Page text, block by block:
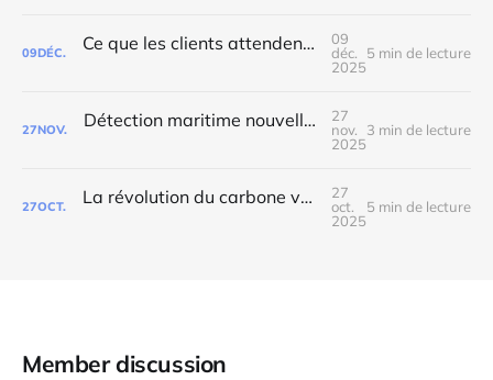
09DÉC. Ce que les clients attendent vraiment d’un bureau d'études
09
déc.
2025
5 min de lecture
27NOV. Détection maritime nouvelle génération : Notre projet européen
27
nov.
2025
3 min de lecture
27OCT. La révolution du carbone vue depuis l'espace
27
oct.
2025
5 min de lecture
Member discussion